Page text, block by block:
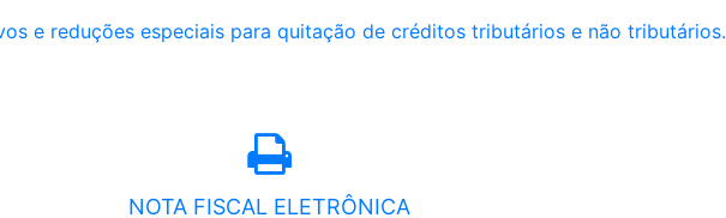
e reduções especiais para quitação de créditos tributários e não tributários.
NOTA FISCAL ELETRÔNICA